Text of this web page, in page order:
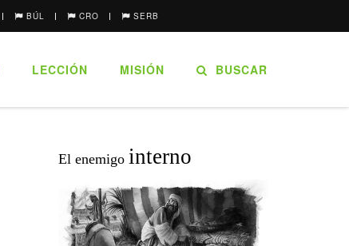
BÚL CRO SERB
LECCIÓN MISIÓN BUSCAR
El enemigo interno